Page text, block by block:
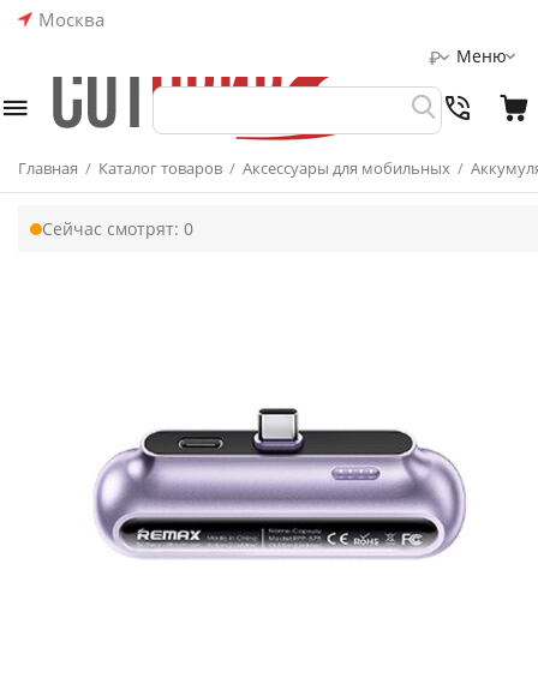
Москва
Меню
₽
Главная / Каталог товаров / Аксессуары для мобильных /
Сейчас смотрят: 0